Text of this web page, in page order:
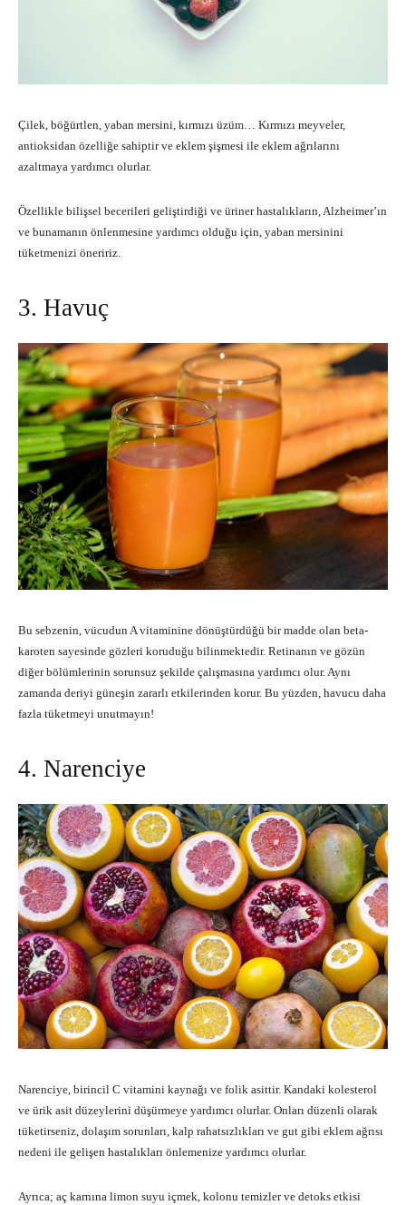
Çilek, böğürtlen, yaban mersini, kırmızı üzüm… Kırmızı meyveler,
antioksidan özelliğe sahiptir ve eklem şişmesi ile eklem ağrılarını
azaltmaya yardımcı olurlar.
Özellikle bilişsel becerileri geliştirdiği ve üriner hastalıkların, Alzheimer’ın
ve bunamanın önlenmesine yardımcı olduğu için, yaban mersinini
tüketmenizi öneririz.
3. Havuç
Bu sebzenin, vücudun A vitaminine dönüştürdüğü bir madde olan beta-
karoten sayesinde gözleri koruduğu bilinmektedir. Retinanın ve gözün
diğer bölümlerinin sorunsuz şekilde çalışmasına yardımcı olur. Aynı
zamanda deriyi güneşin zararlı etkilerinden korur. Bu yüzden, havucu daha
fazla tüketmeyi unutmayın!
4. Narenciye
Narenciye, birincil C vitamini kaynağı ve folik asittir. Kandaki kolesterol
ve ürik asit düzeylerini düşürmeye yardımcı olurlar. Onları düzenli olarak
tüketirseniz, dolaşım sorunları, kalp rahatsızlıkları ve gut gibi eklem ağrısı
nedeni ile gelişen hastalıkları önlemenize yardımcı olurlar.
Ayrıca; aç karnına limon suyu içmek, kolonu temizler ve detoks etkisi